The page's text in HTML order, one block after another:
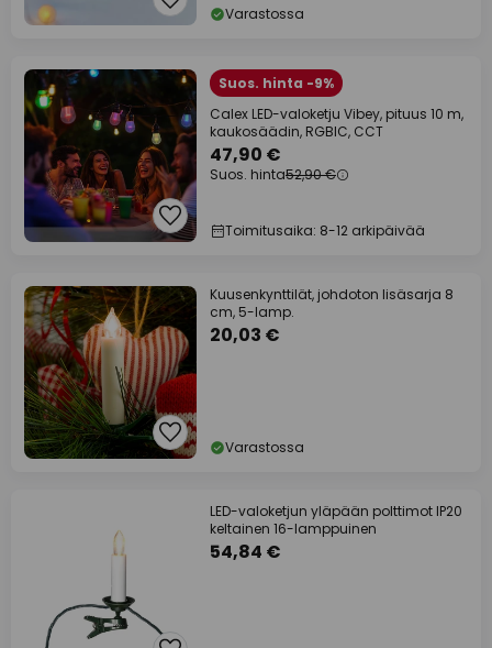
Varastossa
Suos. hinta -9%
Calex LED-valoketju Vibey, pituus 10 m,
kaukosäädin, RGBIC, CCT
47,90 €
Suos. hinta52,90 €
Toimitusaika: 8-12 arkipäivää
Kuusenkynttilät, johdoton lisäsarja 8
cm, 5-lamp.
20,03 €
Varastossa
LED-valoketjun yläpään polttimot IP20
keltainen 16-lamppuinen
54,84 €